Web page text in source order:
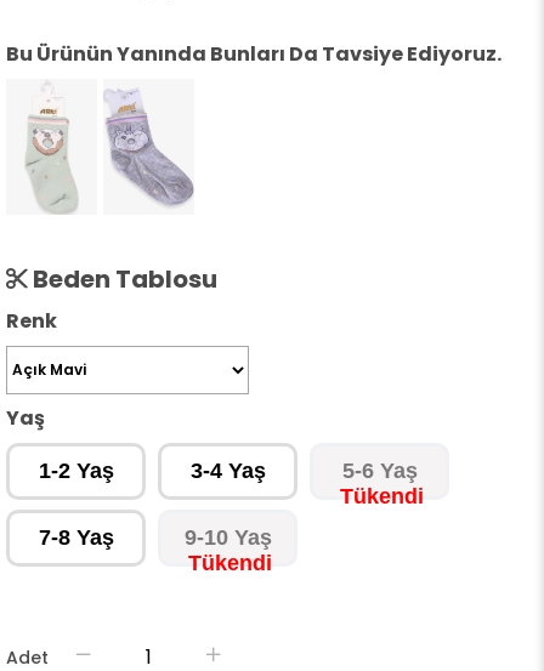
Bu Ürünün Yanında Bunları Da Tavsiye Ediyoruz.
Beden Tablosu
Renk
Yaş
1-2 Yaş 3-4 Yaş 5-6 Yaş
7-8 Yaş 9-10 Yaş
Adet